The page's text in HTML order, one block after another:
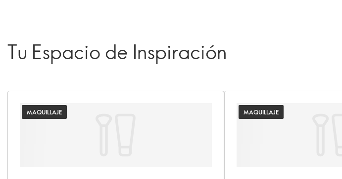
Tu Espacio de Inspiración
MAQUILLAJE MAQUILLAJE